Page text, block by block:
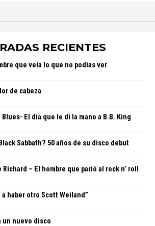
RECIENTES
que veía lo que no podías ver
de cabeza
El día que le di la mano a B.B. King
Sabbath? 50 años de su disco debut
– El hombre que parió al rock n’ roll
haber otro Scott Weiland”
un nuevo disco